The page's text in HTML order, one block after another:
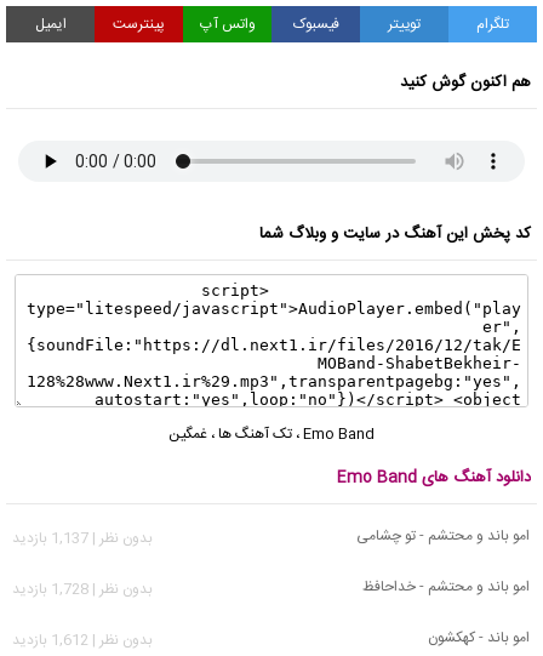
تلگرام توییتر فیسبوک واتس آپ پینترست ایمیل
هم اکنون گوش کنید
کد پخش این آهنگ در سایت و وبلاگ شما
Emo Band، تک آهنگ ها، غمگین
دانلود آهنگ های Emo Band
امو باند و محتشم - تو چشامی
بدون نظر | 1,137 بازدید
امو باند و محتشم - خداحافظ
بدون نظر | 1,728 بازدید
امو باند - کهکشون
بدون نظر | 1,612 بازدید